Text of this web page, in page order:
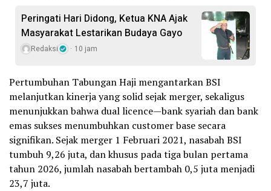
Peringati Hari Didong, Ketua KNA Ajak
Masyarakat Lestarikan Budaya Gayo
Redaksi 10 jam
Pertumbuhan Tabungan Haji mengantarkan BSI
melanjutkan kinerja yang solid sejak merger, sekaligus
menunjukkan bahwa dual licence—bank syariah dan bank
emas sukses menumbuhkan customer base secara
signifikan. Sejak merger 1 Februari 2021, nasabah BSI
tumbuh 9,26 juta, dan khusus pada tiga bulan pertama
tahun 2026, jumlah nasabah bertambah 0,5 juta menjadi
23,7 juta.